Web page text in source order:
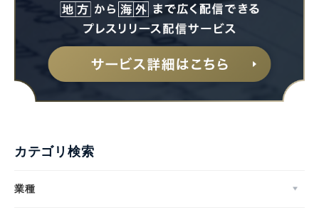
カテゴリ検索
業種